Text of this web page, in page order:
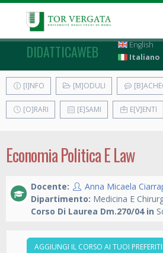
DIDATTICAWEB
English
Italiano
[I]NFO [M]ODULI
[O]RARI [E]SAMI E[V]ENTI
Economia Politica E Law
Docente:
Anna Micaela
Dipartimento: Medicina E
Corso Di Laurea Dm.270/04 in
AGGIUNGI IL CORSO AI TUOI PREFERITI